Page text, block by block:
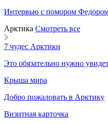
Интервью с помором
Арктика Смотреть все
7 чудес Арктики
Это обязательно нужно
Крыша мира
Добро пожаловать в Арктику
Визитная карточка